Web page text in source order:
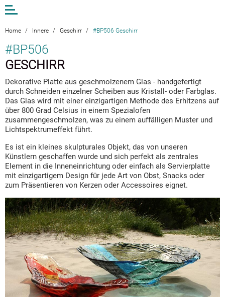
EN LV
AM STUDIO
WERKE
KONTAKTE
ANDA MUNKEVICA
ONLINE-SHOP
ARCHITEKTURGLAS
INNERE
Spiegel
Glas Waschbecken
Duschkabine
Beleuchtung
Glaspanels
Glass Konstruktionen
Glastüren und Wände
Open
or
the
Home / Innere / Geschirr / #BP506 Geschirr
#BP506
GESCHIRR
Dekorative Platte aus geschmolzenem Glas - handgefertigt
durch Schneiden einzelner Scheiben aus Kristall- oder Farbglas.
Das Glas wird mit einer einzigartigen Methode des Erhitzens auf
über 800 Grad Celsius in einem Spezialofen
zusammengeschmolzen, was zu einem auffälligen Muster und
Lichtspektrumeffekt führt.
Es ist ein kleines skulpturales Objekt, das von unseren
Künstlern geschaffen wurde und sich perfekt als zentrales
Element in die Inneneinrichtung oder einfach als Servierplatte
mit einzigartigem Design für jede Art von Obst, Snacks oder
zum Präsentieren von Kerzen oder Accessoires eignet.